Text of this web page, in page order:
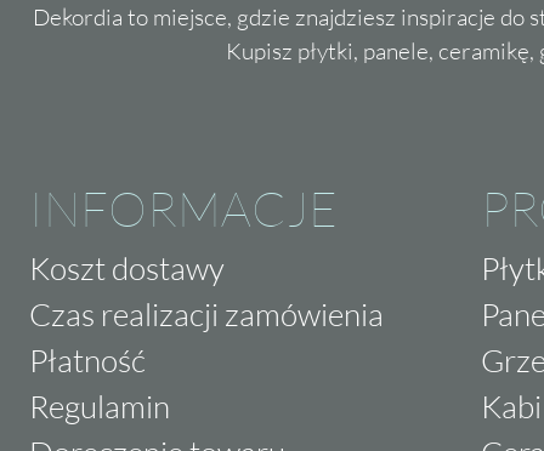
Dekordia to miejsce, gdzie znajdziesz inspiracje do
Kupisz płytki, panele,
INFORMACJE
Koszt dostawy
Czas realizacji zamówienia
Płatność
Regulamin